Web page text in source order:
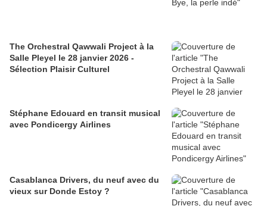
The Orchestral Qawwali Project à la
Salle Pleyel le 28 janvier 2026 -
Sélection Plaisir Culturel
Stéphane Edouard en transit musical
avec Pondicergy Airlines
Casablanca Drivers, du neuf avec du
vieux sur Donde Estoy ?